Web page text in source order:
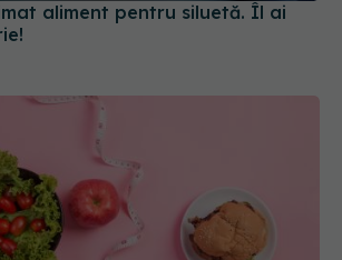
aliment pentru siluetă. Îl ai